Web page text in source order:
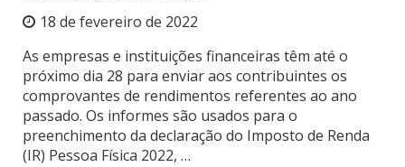
18 de fevereiro de 2022
As empresas e instituições financeiras têm até o
próximo dia 28 para enviar aos contribuintes os
comprovantes de rendimentos referentes ao ano
passado. Os informes são usados para o
preenchimento da declaração do Imposto de Renda
(IR) Pessoa Física 2022, …